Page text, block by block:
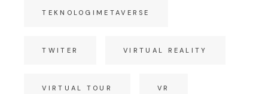
TEKNOLOGIMETAVERSE
TWITER VIRTUAL REALITY
VIRTUAL TOUR VR